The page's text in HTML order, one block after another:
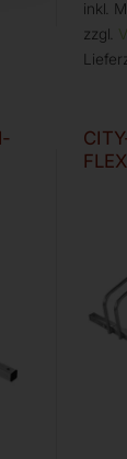
inkl.
zzgl.